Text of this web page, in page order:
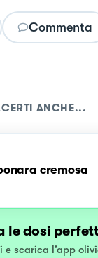
Commenta
ANCHE...
cremosa
le dosi
e scarica l’app